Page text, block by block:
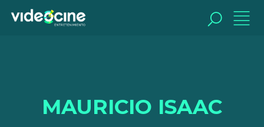
MAURICIO ISAAC